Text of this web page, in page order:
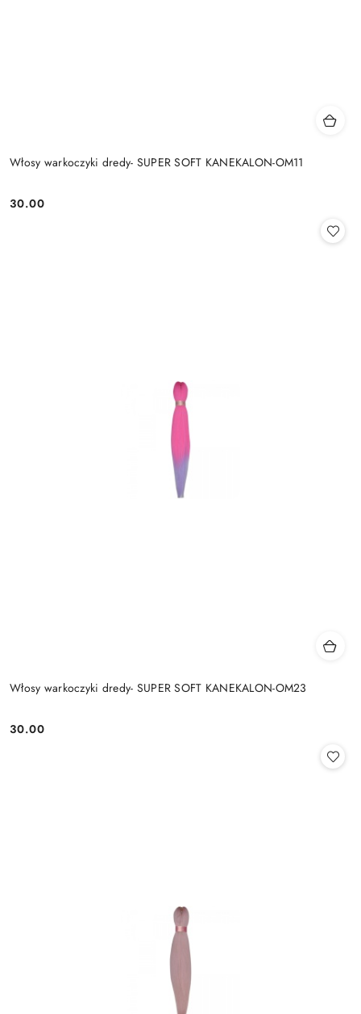
Włosy warkoczyki dredy- SUPER SOFT KANEKALON-OM11
Cena:
30.00
Włosy warkoczyki dredy- SUPER SOFT KANEKALON-OM23
Cena:
30.00